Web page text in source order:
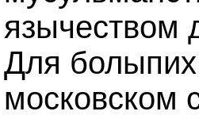
язычеством
Для
московском